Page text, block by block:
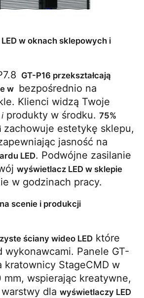
w oknach sklepowych i
GT-P16 przekształcają
w bezpośrednio na
Klienci widzą Twoje
i produkty w środku. 75%
zachowuje estetykę sklepu,
jasność na
LED. Podwójne zasilanie
wyświetlacz LED w sklepie
w godzinach pracy.
scenie i produkcji
ściany wideo LED które
wykonawcami. Panele GT-
kratownicy StageCMD w
mm, wspierając kreatywne,
dla wyświetlaczy LED